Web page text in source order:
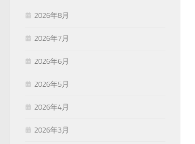
2026年8月
2026年7月
2026年6月
2026年5月
2026年4月
2026年3月